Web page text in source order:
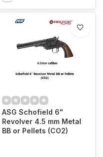
ASG Schofield 6"
Revolver 4.5 mm Metal
BB or Pellets (CO2)